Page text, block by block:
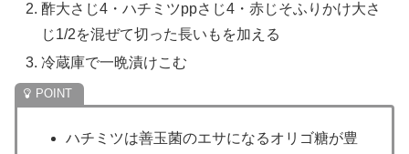
酢大さじ4・ハチミツppさじ4・赤じそふりかけ大さ
じ1/2を混ぜて切った長いもを加える
冷蔵庫で一晩漬けこむ
ハチミツは善玉菌のエサになるオリゴ糖が豊